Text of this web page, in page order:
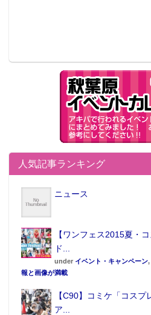
人気記事ランキング
ニュース
【ワンフェス2015夏・
ド...
under イベント・キャンペーン,
報と画像が満載
【C90】コミケ「コス
ア...